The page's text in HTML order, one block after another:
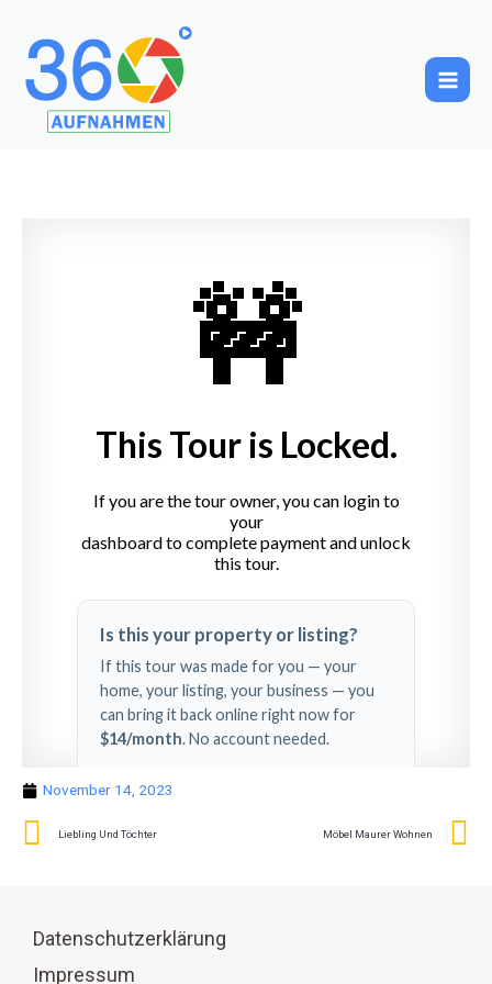
November 14, 2023
Liebling Und Töchter Möbel Maurer Wohnen
Datenschutzerklärung
Impressum